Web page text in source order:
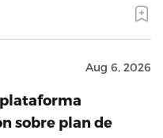
Aug 6, 2026
sobre plan de